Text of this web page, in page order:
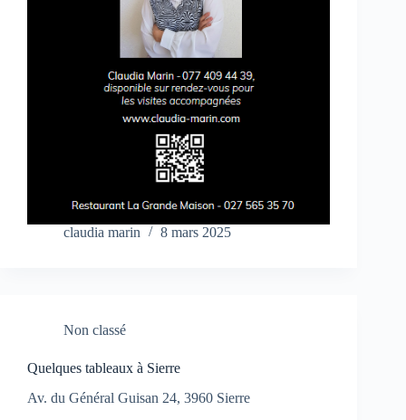
claudia marin 8 mars 2025
Non classé
Quelques tableaux à Sierre
Av. du Général Guisan 24, 3960 Sierre